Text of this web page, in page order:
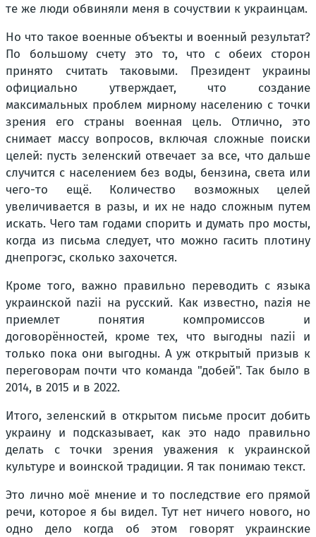
те же люди обвиняли меня в сочуствии к украинцам.
Но что такое военные объекты и военный результат?
По большому счету это то, что с обеих сторон
принято считать таковыми. Президент украины
официально утверждает, что создание
максимальных проблем мирному населению с точки
зрения его страны военная цель. Отлично, это
снимает массу вопросов, включая сложные поиски
целей: пусть зеленский отвечает за все, что дальше
случится с населением без воды, бензина, света или
чего-то ещё. Количество возможных целей
увеличивается в разы, и их не надо сложным путем
искать. Чего там годами спорить и думать про мосты,
когда из письма следует, что можно гасить плотину
днепрогэс, сколько захочется.
Кроме того, важно правильно переводить с языка
украинской nazii на русский. Как известно, naziя не
приемлет понятия компромиссов и
договорённостей, кроме тех, что выгодны nazii и
только пока они выгодны. А уж открытый призыв к
переговорам почти что команда "добей". Так было в
2014, в 2015 и в 2022.
Итого, зеленский в открытом письме просит добить
украину и подсказывает, как это надо правильно
делать с точки зрения уважения к украинской
культуре и воинской традиции. Я так понимаю текст.
Это лично моё мнение и то последствие его прямой
речи, которое я бы видел. Тут нет ничего нового, но
одно дело когда об этом говорят украинские